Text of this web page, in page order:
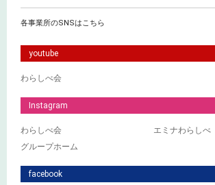
各事業所のSNSはこちら
youtube
わらしべ会
Instagram
わらしべ会
エミナわらしべ
グループホーム
facebook